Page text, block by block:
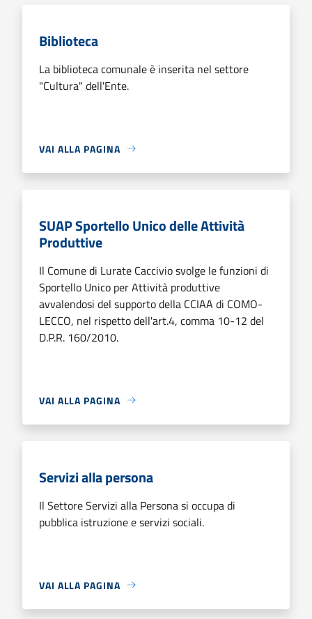
Biblioteca
La biblioteca comunale è inserita nel settore
"Cultura" dell'Ente.
VAI ALLA PAGINA
SUAP Sportello Unico delle Attività
Produttive
Il Comune di Lurate Caccivio svolge le funzioni di
Sportello Unico per Attività produttive
avvalendosi del supporto della CCIAA di COMO-
LECCO, nel rispetto dell'art.4, comma 10-12 del
D.P.R. 160/2010.
VAI ALLA PAGINA
Servizi alla persona
Il Settore Servizi alla Persona si occupa di
pubblica istruzione e servizi sociali.
VAI ALLA PAGINA